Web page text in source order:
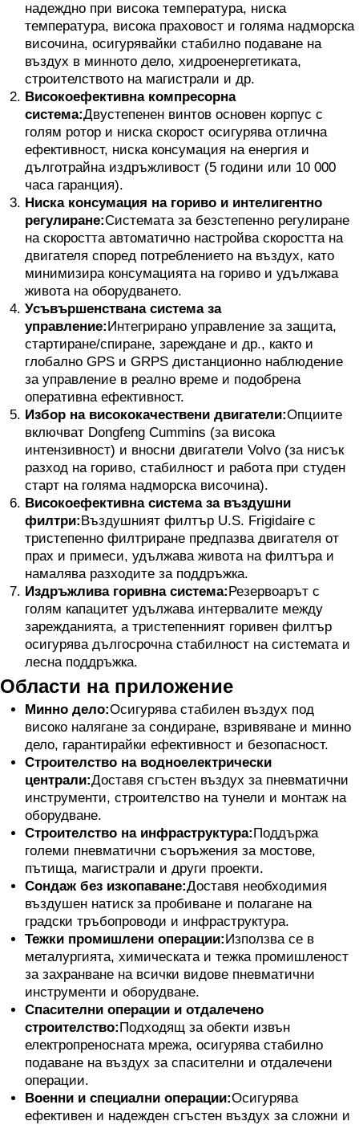
надеждно при висока температура, ниска
температура, висока праховост и голяма надморска
височина, осигурявайки стабилно подаване на
въздух в минното дело, хидроенергетиката,
строителството на магистрали и др.
Високоефективна компресорна
система:Двустепенен винтов основен корпус с
голям ротор и ниска скорост осигурява отлична
ефективност, ниска консумация на енергия и
дълготрайна издръжливост (5 години или 10 000
часа гаранция).
Ниска консумация на гориво и интелигентно
регулиране:Системата за безстепенно регулиране
на скоростта автоматично настройва скоростта на
двигателя според потреблението на въздух, като
минимизира консумацията на гориво и удължава
живота на оборудването.
Усъвършенствана система за
управление:Интегрирано управление за защита,
стартиране/спиране, зареждане и др., както и
глобално GPS и GRPS дистанционно наблюдение
за управление в реално време и подобрена
оперативна ефективност.
Избор на висококачествени двигатели:Опциите
включват Dongfeng Cummins (за висока
интензивност) и вносни двигатели Volvo (за нисък
разход на гориво, стабилност и работа при студен
старт на голяма надморска височина).
Високоефективна система за въздушни
филтри:Въздушният филтър U.S. Frigidaire с
тристепенно филтриране предпазва двигателя от
прах и примеси, удължава живота на филтъра и
намалява разходите за поддръжка.
Издръжлива горивна система:Резервоарът с
голям капацитет удължава интервалите между
зарежданията, а тристепенният горивен филтър
осигурява дългосрочна стабилност на системата и
лесна поддръжка.
Области на приложение
Минно дело:Осигурява стабилен въздух под
високо налягане за сондиране, взривяване и минно
дело, гарантирайки ефективност и безопасност.
Строителство на водноелектрически
централи:Доставя сгъстен въздух за пневматични
инструменти, строителство на тунели и монтаж на
оборудване.
Строителство на инфраструктура:Поддържа
големи пневматични съоръжения за мостове,
пътища, магистрали и други проекти.
Сондаж без изкопаване:Доставя необходимия
въздушен натиск за пробиване и полагане на
градски тръбопроводи и инфраструктура.
Тежки промишлени операции:Използва се в
металургията, химическата и тежка промишленост
за захранване на всички видове пневматични
инструменти и оборудване.
Спасителни операции и отдалечено
строителство:Подходящ за обекти извън
електропреносната мрежа, осигурява стабилно
подаване на въздух за спасителни и отдалечени
операции.
Военни и специални операции:Осигурява
ефективен и надежден сгъстен въздух за сложни и